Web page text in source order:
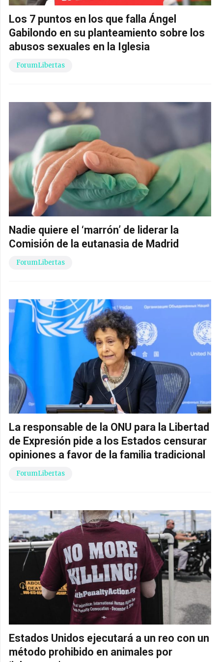
Los 7 puntos en los que falla Ángel
Gabilondo en su planteamiento sobre los
abusos sexuales en la Iglesia
ForumLibertas
Nadie quiere el ‘marrón’ de liderar la
Comisión de la eutanasia de Madrid
ForumLibertas
La responsable de la ONU para la Libertad
de Expresión pide a los Estados censurar
opiniones a favor de la familia tradicional
ForumLibertas
Estados Unidos ejecutará a un reo con un
método prohibido en animales por